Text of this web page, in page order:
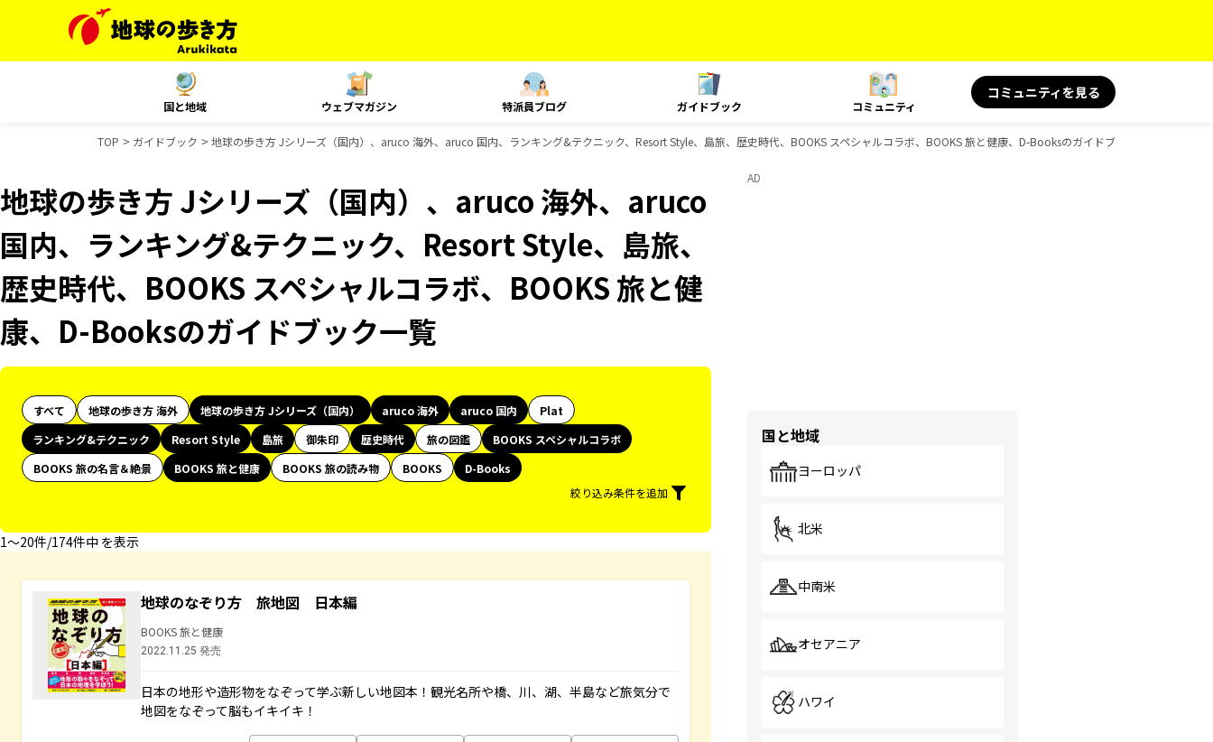
国と地域 ウェブマガジン 特派員ブログ ガイドブック コミュニティ
コミュニティを見る
TOP ガイドブック 地球の歩き方 Jシリーズ（国内）、aruco 海外、aruco 国内、ランキング&テクニック、Resort Style、島旅、歴史時代、BOOKS スペシャルコラボ、BOOKS 旅と健康、D-Booksのガイドブック一覧
地球の歩き方 Jシリーズ（国内）、aruco 海外、aruco
国内、ランキング&テクニック、Resort Style、島旅、
歴史時代、BOOKS スペシャルコラボ、BOOKS 旅と健
康、D-Booksのガイドブック一覧
すべて 地球の歩き方 海外 地球の歩き方 Jシリーズ（国内） aruco 海外 aruco 国内
Plat
ランキング&テクニック
Resort Style 島旅 御朱印 歴史時代 旅の図鑑
BOOKS スペシャルコラボ
BOOKS 旅の名言＆絶景
BOOKS 旅と健康 BOOKS 旅の読み物 BOOKS
D-Books
絞り込み条件を追加
1〜20件/174件中 を表示
地球のなぞり方 旅地図 日本編
BOOKS 旅と健康
2022.11.25 発売
日本の地形や造形物をなぞって学ぶ新しい地図本！観光名所や橋、川、湖、半島など旅気分で
地図をなぞって脳もイキイキ！
AD
国と地域
ヨーロッパ
北米
中南米
オセアニア
ハワイ